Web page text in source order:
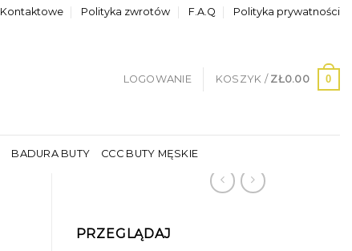
Kontaktowe Polityka zwrotów F.A.Q Polityka prywatności
LOGOWANIE KOSZYK / ZŁ0.00 0
BADURA BUTY CCC BUTY MĘSKIE
PRZEGLĄDAJ